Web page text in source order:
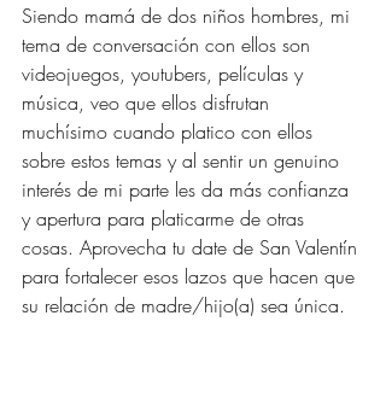
Siendo mamá de dos niños hombres, mi
tema de conversación con ellos son
videojuegos, youtubers, películas y
música, veo que ellos disfrutan
muchísimo cuando platico con ellos
sobre estos temas y al sentir un genuino
interés de mi parte les da más confianza
y apertura para platicarme de otras
cosas. Aprovecha tu date de San Valentín
para fortalecer esos lazos que hacen que
su relación de madre/hijo(a) sea única.